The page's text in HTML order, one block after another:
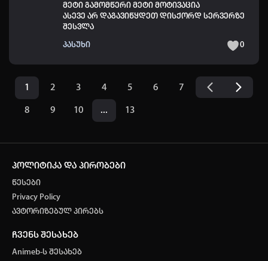
მეტი გამომწერი მეტი მოტივაცია
ასევე არ დაგავიწყდეთ დისქორდ სერვერზე
შესვლა
პასუხი 0
1 2 3 4 5 6 7
8 9 10 ... 13
პოლიტიკა და პირობები
წესები
Privacy Policy
ავტორიზებულ პირებს
ჩვენს შესახებ
Animeb-ს შესახებ